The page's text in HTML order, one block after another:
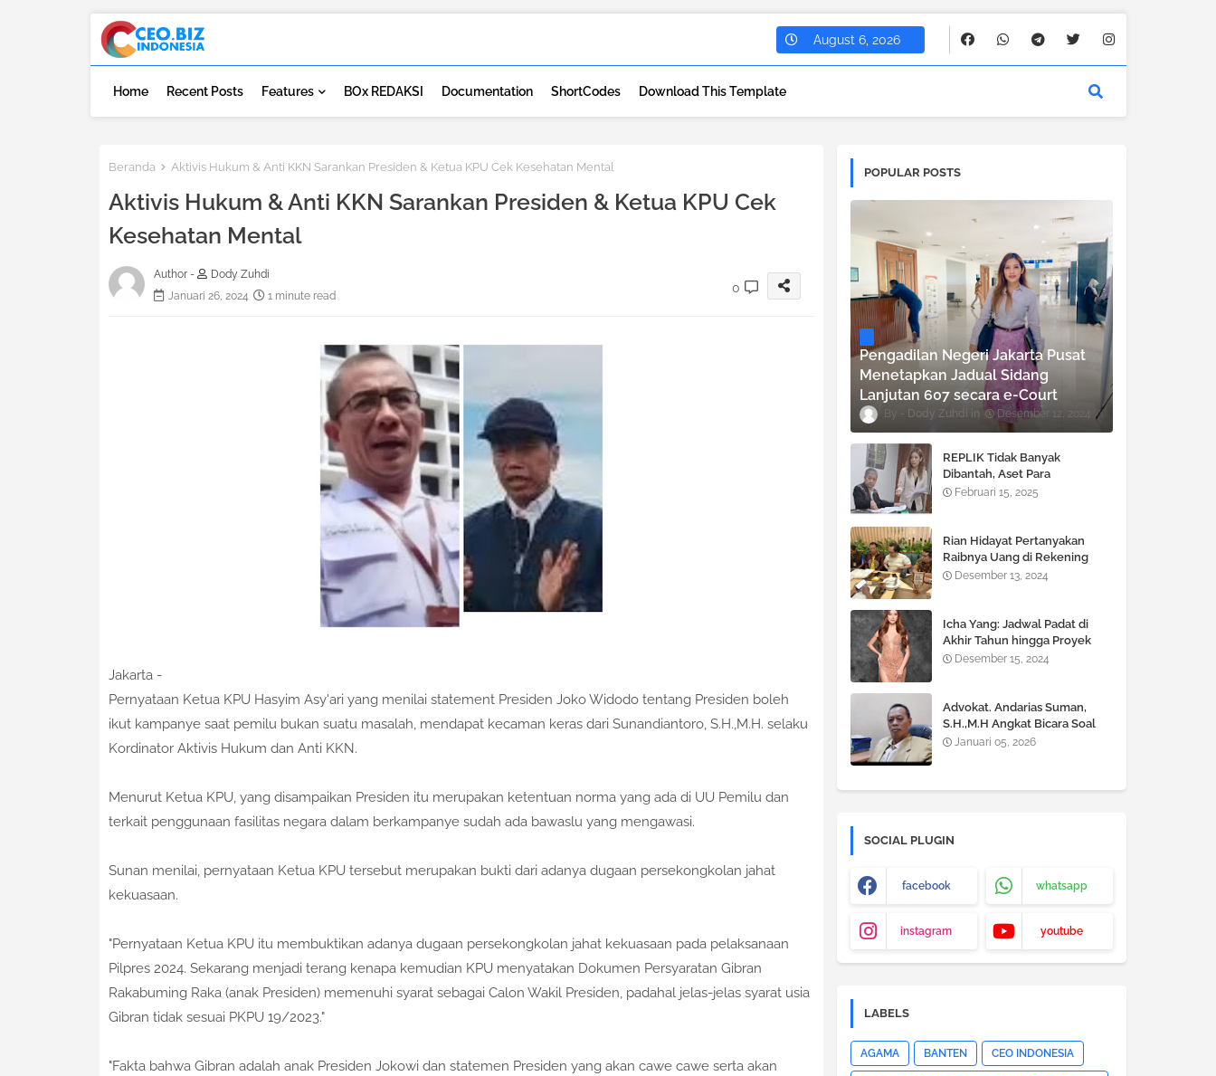
August 6, 2026
Home Recent Posts Features BOx REDAKSI Documentation ShortCodes Download This Template
Beranda Aktivis Hukum & Anti KKN Sarankan Presiden & Ketua KPU Cek Kesehatan Mental
Aktivis Hukum & Anti KKN Sarankan Presiden & Ketua KPU Cek
Kesehatan Mental
Author -
Dody Zuhdi
Januari 26, 2024
1 minute read
0
Jakarta -
Pernyataan Ketua KPU Hasyim Asy'ari yang menilai statement Presiden Joko Widodo tentang Presiden boleh
ikut kampanye saat pemilu bukan suatu masalah, mendapat kecaman keras dari Sunandiantoro, S.H.,M.H. selaku
Kordinator Aktivis Hukum dan Anti KKN.
Menurut Ketua KPU, yang disampaikan Presiden itu merupakan ketentuan norma yang ada di UU Pemilu dan
terkait penggunaan fasilitas negara dalam berkampanye sudah ada bawaslu yang mengawasi.
Sunan menilai, pernyataan Ketua KPU tersebut merupakan bukti dari adanya dugaan persekongkolan jahat
kekuasaan.
"Pernyataan Ketua KPU itu membuktikan adanya dugaan persekongkolan jahat kekuasaan pada pelaksanaan
Pilpres 2024. Sekarang menjadi terang kenapa kemudian KPU menyatakan Dokumen Persyaratan Gibran
Rakabuming Raka (anak Presiden) memenuhi syarat sebagai Calon Wakil Presiden, padahal jelas-jelas syarat usia
Gibran tidak sesuai PKPU 19/2023."
"Fakta bahwa Gibran adalah anak Presiden Jokowi dan statemen Presiden yang akan cawe cawe serta akan
POPULAR POSTS
Pengadilan Negeri Jakarta Pusat
Menetapkan Jadual Sidang
Lanjutan 607 secara e-Court
Dody Zuhdi Desember 12, 2024
REPLIK Tidak Banyak
Dibantah, Aset Para
TERGUGAT Terancam di SITA
Februari 15, 2025
Rian Hidayat Pertanyakan
Raibnya Uang di Rekening
Bank BNI Cabang Fatmawati
Desember 13, 2024
Icha Yang: Jadwal Padat di
Akhir Tahun hingga Proyek
Besar di 2025
Desember 15, 2024
Advokat. Andarias Suman,
S.H.,M.H Angkat Bicara Soal
KUHP dan KUHAP yang Baru
Januari 05, 2026
SOCIAL PLUGIN
facebook whatsapp
instagram youtube
LABELS
AGAMA BANTEN CEO INDONESIA